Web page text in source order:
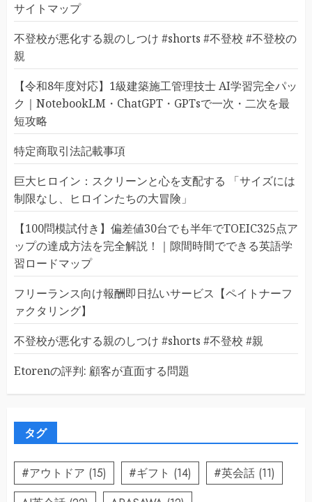
サイトマップ
不登校が悪化する親のしつけ #shorts #不登校 #不登校の
親
【令和8年度対応】1級建築施工管理技士 AI学習完全パッ
ク｜NotebookLM・ChatGPT・GPTsで一次・二次を最
短攻略
特定商取引法記載事項
巨大ヒロイン：スクリーンと心を支配する 「サイズには
制限なし、ヒロインたちの大冒険」
【100問模試付き】偏差値30台でも半年でTOEIC325点ア
ップの達成方法を完全解説！｜隙間時間でできる英語学
習ロードマップ
フリーランス向け報酬即日払いサービス【ペイトナーフ
ァクタリング】
不登校が悪化する親のしつけ #shorts #不登校 #親
Etorenの評判: 顧客が直面する問題
タグ
#アウトドア (15) #ギフト (14) #英会話 (11)